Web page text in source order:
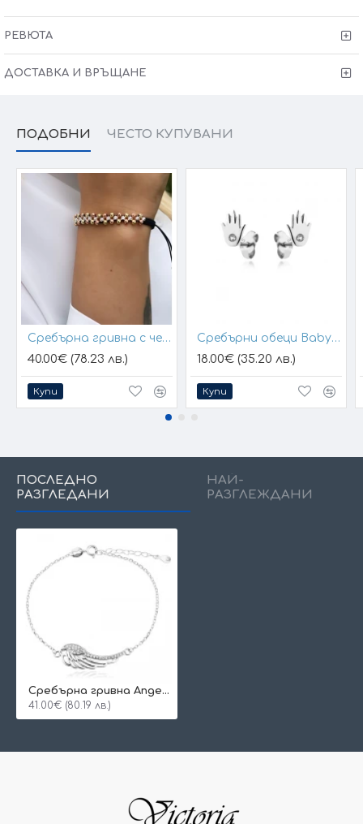
РЕВЮТА
ДОСТАВКА И ВРЪЩАНЕ
ПОДОБНИ ЧЕСТО КУПУВАНИ
Сребърна гривна с черен конец и позлатени топчета
40.00€ (78.23 лв.)
Купи
Сребърни обеци Baby Hands
18.00€ (35.20 лв.)
Купи
ПОСЛЕДНО
РАЗГЛЕДАНИ
НАЙ-
РАЗГЛЕЖДАНИ
Сребърнa гривна Angel Wing
41.00€ (80.19 лв.)